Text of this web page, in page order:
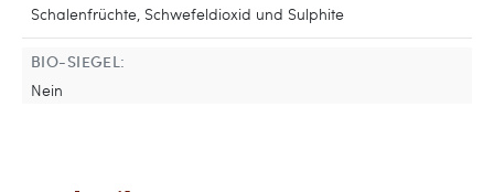
Schalenfrüchte, Schwefeldioxid und Sulphite
BIO-SIEGEL:
Nein